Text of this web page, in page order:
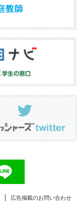
広告掲載のお問い合わせ